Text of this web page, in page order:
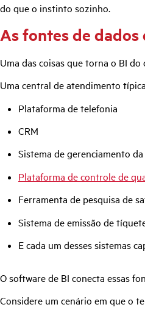
do que o instinto sozinho.
As fontes de
Uma das coisas que torna o BI
Uma central de atendimento
Plataforma de telefonia
CRM
Sistema de gerenciamento
Plataforma de controle de
Ferramenta de pesquisa de
Sistema de emissão de
E cada um desses sistemas
O software de BI conecta essas
Considere um cenário em que o